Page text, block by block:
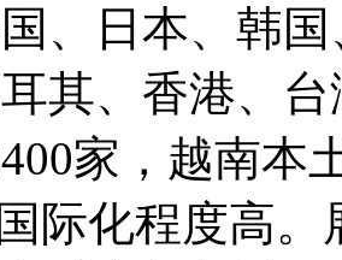
、日本、韩
其、香港、
家，越南本
际化程度高